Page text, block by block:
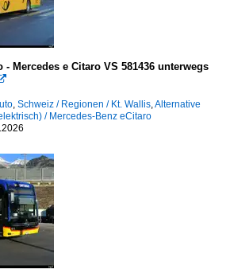
Mercedes e Citaro VS 581436 unterwegs
, Schweiz / Regionen / Kt. Wallis,Alternative
/ Mercedes-Benz eCitaro